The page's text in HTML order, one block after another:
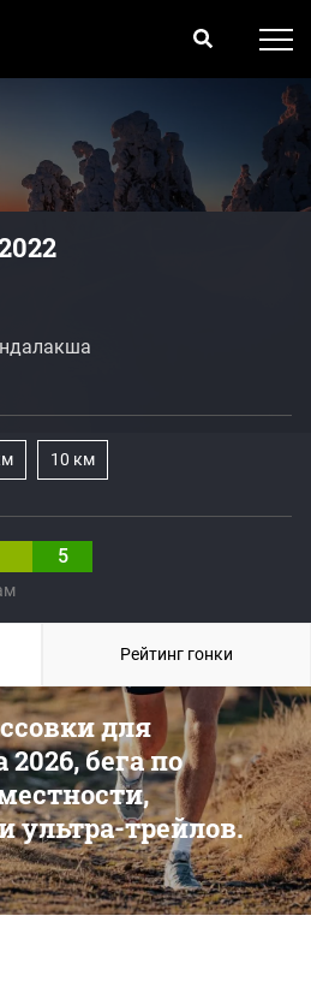
5
10 км
для
бега по
ультра-трейлов.
Рейтинг гонки